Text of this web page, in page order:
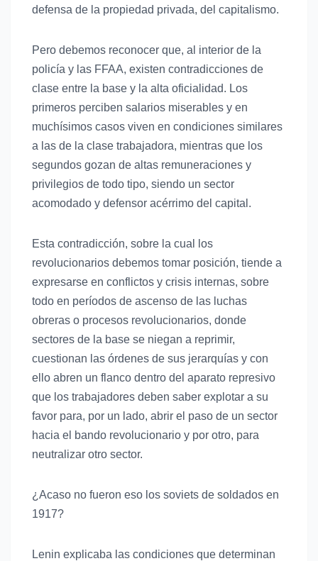
defensa de la propiedad privada, del capitalismo.
Pero debemos reconocer que, al interior de la
policía y las FFAA, existen contradicciones de
clase entre la base y la alta oficialidad. Los
primeros perciben salarios miserables y en
muchísimos casos viven en condiciones similares
a las de la clase trabajadora, mientras que los
segundos gozan de altas remuneraciones y
privilegios de todo tipo, siendo un sector
acomodado y defensor acérrimo del capital.
Esta contradicción, sobre la cual los
revolucionarios debemos tomar posición, tiende a
expresarse en conflictos y crisis internas, sobre
todo en períodos de ascenso de las luchas
obreras o procesos revolucionarios, donde
sectores de la base se niegan a reprimir,
cuestionan las órdenes de sus jerarquías y con
ello abren un flanco dentro del aparato represivo
que los trabajadores deben saber explotar a su
favor para, por un lado, abrir el paso de un sector
hacia el bando revolucionario y por otro, para
neutralizar otro sector.
¿Acaso no fueron eso los soviets de soldados en
1917?
Lenin explicaba las condiciones que determinan